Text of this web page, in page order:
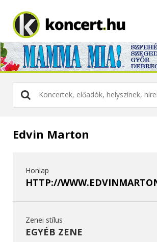
Edvin Marton
Honlap
HTTP://
Zenei stílus
EGYÉB ZENE